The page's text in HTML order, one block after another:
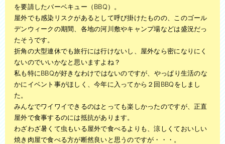
を要請したバーベキュー（BBQ）。
屋外でも感染リスクがあるとして呼び掛けたものの、このゴール
デンウィークの期間、各地の河川敷やキャンプ場などは盛況だっ
たそうです。
折角の大型連休でも旅行には行けないし、屋外なら密になりにく
ないのでいいかなと思いますよね？
私も特にBBQが好きなわけではないのですが、やっぱり生活のな
かにイベント事がほしく、今年に入ってから２回BBQをしまし
た。
みんなでワイワイできるのはとっても楽しかったのですが、正直
屋外で食事するのには抵抗があります。
わざわざ暑くて虫もいる屋外で食べるよりも、涼しくておいしい
焼き肉屋で食べる方が断然良いと思うのですが・・・。
庭・ベランダ整理
お問い合わせ
スタッフブログ
会社概要